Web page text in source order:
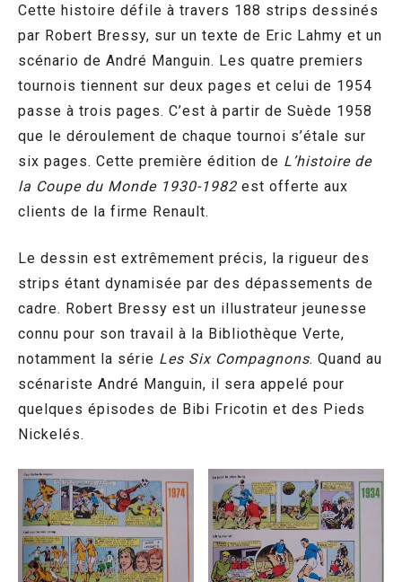
Cette histoire défile à travers 188 strips dessinés
par Robert Bressy, sur un texte de Eric Lahmy et un
scénario de André Manguin. Les quatre premiers
tournois tiennent sur deux pages et celui de 1954
passe à trois pages. C’est à partir de Suède 1958
que le déroulement de chaque tournoi s’étale sur
six pages. Cette première édition de L’histoire de
la Coupe du Monde 1930-1982 est offerte aux
clients de la firme Renault.
Le dessin est extrêmement précis, la rigueur des
strips étant dynamisée par des dépassements de
cadre. Robert Bressy est un illustrateur jeunesse
connu pour son travail à la Bibliothèque Verte,
notamment la série Les Six Compagnons. Quand au
scénariste André Manguin, il sera appelé pour
quelques épisodes de Bibi Fricotin et des Pieds
Nickelés.